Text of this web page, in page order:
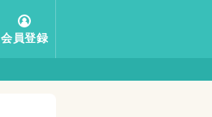
会員登録